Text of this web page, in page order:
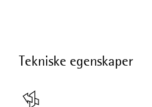
Tekniske egenskaper